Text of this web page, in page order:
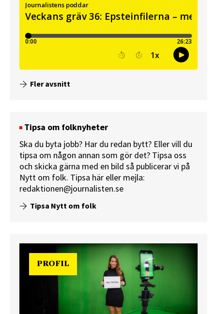
Fler avsnitt
Tipsa om folknyheter
Ska du byta jobb? Har du redan bytt? Eller vill du
tipsa om någon annan som gör det? Tipsa oss
och skicka gärna med en bild så publicerar vi på
Nytt om folk. Tipsa här eller mejla:
redaktionen@journalisten.se
Tipsa Nytt om folk
PROFIL